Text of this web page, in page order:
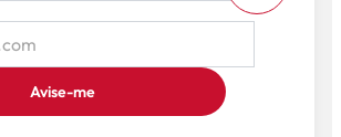
Avise-me